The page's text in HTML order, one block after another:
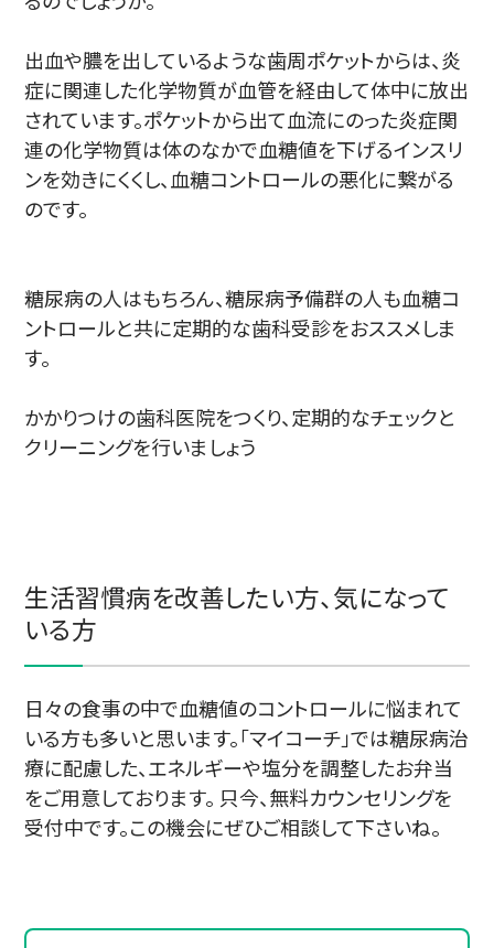
出血や膿を出しているような歯周ポケットからは、炎
症に関連した化学物質が血管を経由して体中に放出
されています。ポケットから出て血流にのった炎症関
連の化学物質は体のなかで血糖値を下げるインスリ
ンを効きにくくし、血糖コントロールの悪化に繋がる
のです。
糖尿病の人はもちろん、糖尿病予備群の人も血糖コ
ントロールと共に定期的な歯科受診をおススメしま
す。
かかりつけの歯科医院をつくり、定期的なチェックと
クリーニングを行いましょう
生活習慣病を改善したい方、気になって
いる方
日々の食事の中で血糖値のコントロールに悩まれて
いる方も多いと思います。「マイコーチ」では糖尿病治
療に配慮した、エネルギーや塩分を調整したお弁当
をご用意しております。 只今、無料カウンセリングを
受付中です。この機会にぜひご相談して下さいね。